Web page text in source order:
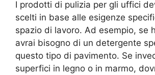
I prodotti di pulizia per gli uffici
scelti in base alle esigenze
spazio di lavoro. Ad esempio, se
avrai bisogno di un detergente
questo tipo di pavimento. Se
superfici in legno o in marmo,